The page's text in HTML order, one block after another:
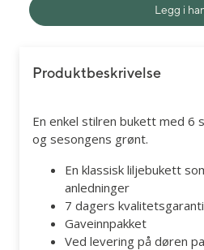
Legg i
Produktbeskrivelse
En enkel stilren bukett med 6
og sesongens grønt.
En klassisk liljebukett
anledninger
7 dagers kvalitetsgaranti
Gaveinnpakket
Ved levering på døren